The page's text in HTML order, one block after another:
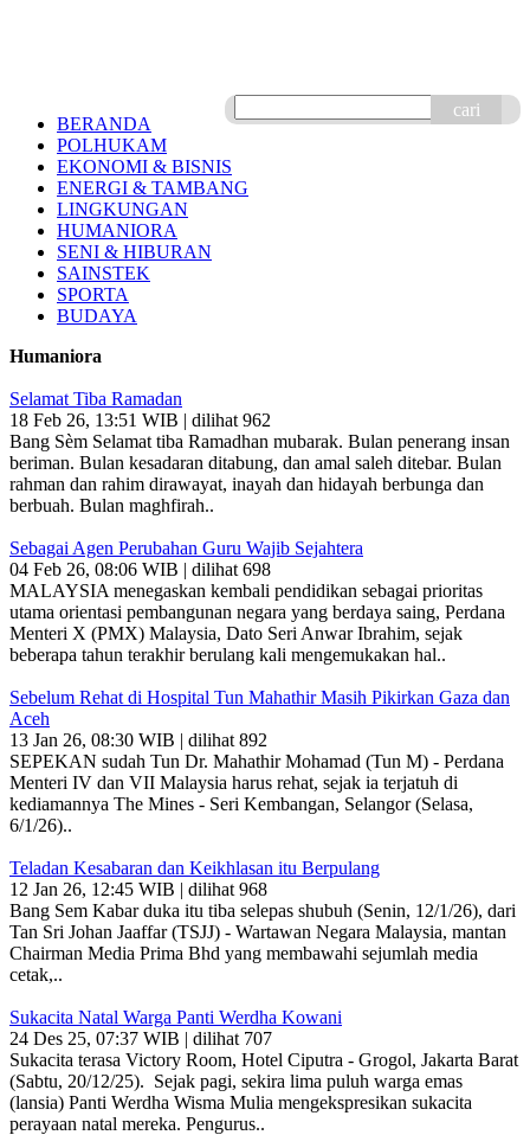
cari
BERANDA
POLHUKAM
EKONOMI & BISNIS
ENERGI & TAMBANG
LINGKUNGAN
HUMANIORA
SENI & HIBURAN
SAINSTEK
SPORTA
BUDAYA
Humaniora
Selamat Tiba Ramadan
18 Feb 26, 13:51 WIB | dilihat 962
Bang Sèm Selamat tiba Ramadhan mubarak. Bulan penerang insan
beriman. Bulan kesadaran ditabung, dan amal saleh ditebar. Bulan
rahman dan rahim dirawayat, inayah dan hidayah berbunga dan
berbuah. Bulan maghfirah..
Sebagai Agen Perubahan Guru Wajib Sejahtera
04 Feb 26, 08:06 WIB | dilihat 698
MALAYSIA menegaskan kembali pendidikan sebagai prioritas
utama orientasi pembangunan negara yang berdaya saing, Perdana
Menteri X (PMX) Malaysia, Dato Seri Anwar Ibrahim, sejak
beberapa tahun terakhir berulang kali mengemukakan hal..
Sebelum Rehat di Hospital Tun Mahathir Masih Pikirkan Gaza dan
Aceh
13 Jan 26, 08:30 WIB | dilihat 892
SEPEKAN sudah Tun Dr. Mahathir Mohamad (Tun M) - Perdana
Menteri IV dan VII Malaysia harus rehat, sejak ia terjatuh di
kediamannya The Mines - Seri Kembangan, Selangor (Selasa,
6/1/26)..
Teladan Kesabaran dan Keikhlasan itu Berpulang
12 Jan 26, 12:45 WIB | dilihat 968
Bang Sem Kabar duka itu tiba selepas shubuh (Senin, 12/1/26), dari
Tan Sri Johan Jaaffar (TSJJ) - Wartawan Negara Malaysia, mantan
Chairman Media Prima Bhd yang membawahi sejumlah media
cetak,..
Sukacita Natal Warga Panti Werdha Kowani
24 Des 25, 07:37 WIB | dilihat 707
Sukacita terasa Victory Room, Hotel Ciputra - Grogol, Jakarta Barat
(Sabtu, 20/12/25). Sejak pagi, sekira lima puluh warga emas
(lansia) Panti Werdha Wisma Mulia mengekspresikan sukacita
perayaan natal mereka. Pengurus..